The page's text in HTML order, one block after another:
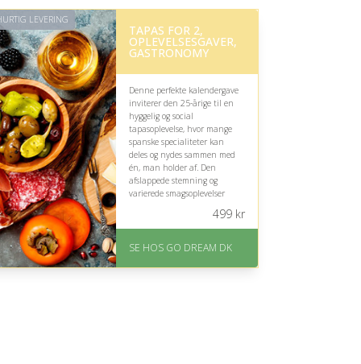
LEVERING
TAPAS FOR 2,
OPLEVELSESGAVER,
GASTRONOMY
Denne perfekte kalendergave
inviterer den 25-årige til en
hyggelig og social
tapasoplevelse, hvor mange
spanske specialiteter kan
deles og nydes sammen med
én, man holder af. Den
afslappede stemning og
varierede smagsoplevelser
kulinarisk forkælelse.
Levering: E-gavekort kan
499kr
SE HOS GO DREAM DK